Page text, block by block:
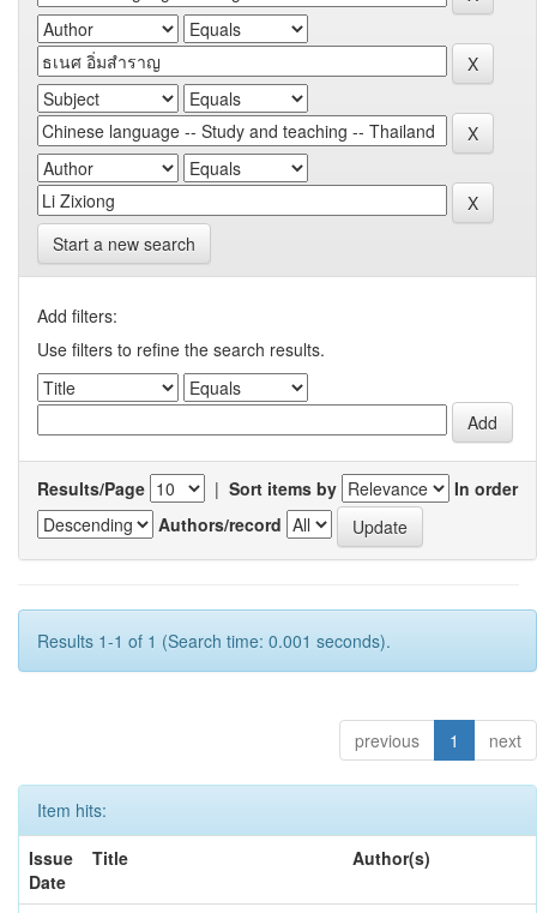
Start a new search
Add filters:
Use filters to refine the search results.
Results/Page | Sort items by
In order
Authors/record
Results 1-1 of 1 (Search time: 0.001 seconds).
previous 1 next
Item hits:
Issue
Date
Title Author(s)